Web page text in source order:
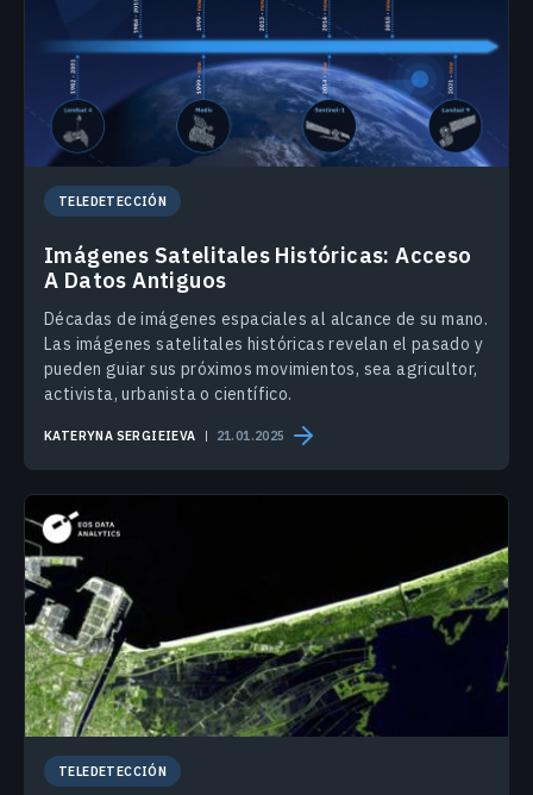
TELEDETECCIÓN
Imágenes Satelitales Históricas: Acceso
A Datos Antiguos
Décadas de imágenes espaciales al alcance de su mano.
Las imágenes satelitales históricas revelan el pasado y
pueden guiar sus próximos movimientos, sea agricultor,
activista, urbanista o científico.
KATERYNA SERGIEIEVA 21.01.2025
TELEDETECCIÓN